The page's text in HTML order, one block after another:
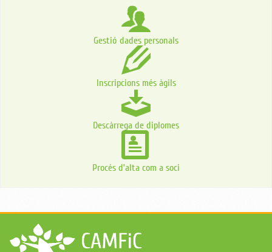
Gestió dades personals
Inscripcions més àgils
Descàrrega de diplomes
Procés d’alta com a soci